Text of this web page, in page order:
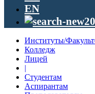
EN
Институты/
Колледж
Лицей
|
Студентам
Аспирантам